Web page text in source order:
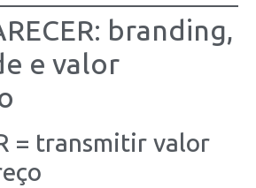
branding,
e valor
= transmitir valor